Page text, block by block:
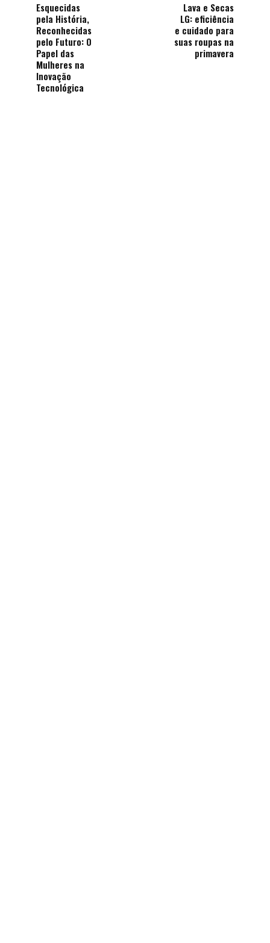
Esquecidas
pela História,
Reconhecidas
pelo Futuro: O
Papel das
Mulheres na
Inovação
Tecnológica
Lava e Secas
LG: eficiência
e cuidado para
suas roupas na
primavera